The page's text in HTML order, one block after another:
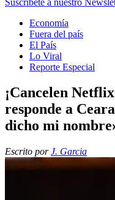
Economía
Fuera del país
El País
Lo Viral
Reporte Especial
¡Cancelen
responde a
dicho mi
Escrito porJ. Garcia